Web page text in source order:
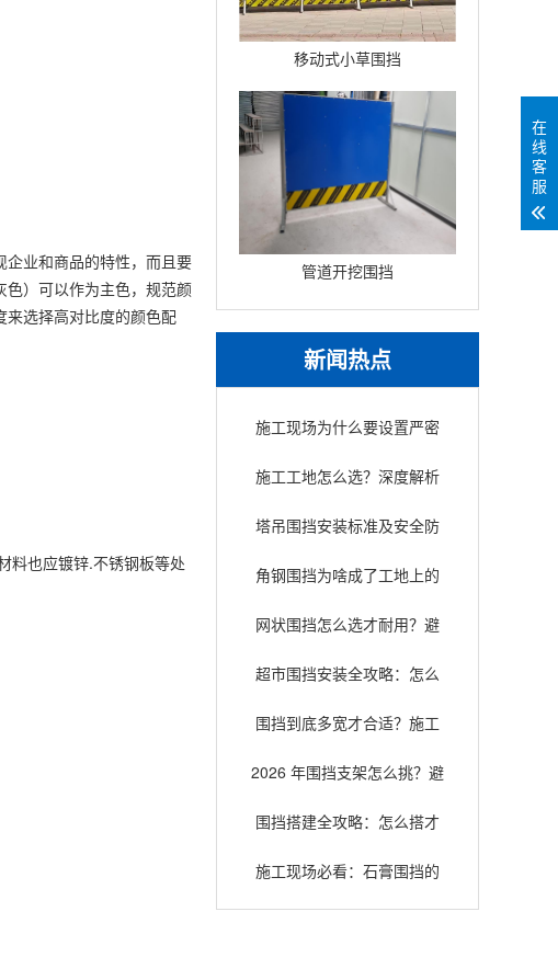
移动式小草围挡
管道开挖围挡
新闻热点
施工现场为什么要设置严密
施工工地怎么选？深度解析
塔吊围挡安装标准及安全防
角钢围挡为啥成了工地上的
用底细
网状围挡怎么选才耐用？避
超市围挡安装全攻略：怎么
围挡到底多宽才合适？施工
2026 年围挡支架怎么挑？避
围挡搭建全攻略：怎么搭才
施工现场必看：石膏围挡的
业和商品的特性，而且要
）可以作为主色，规范颜
来选择高对比度的颜色配
料也应镀锌.不锈钢板等处
在
线
客
服